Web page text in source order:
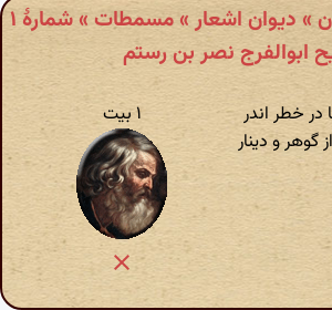
مسعود سعد سلمان » دیوان اشعار » مسمطات » شمارهٔ ۱
ابوالفرج نصر بن رستم
خطر اندر
و دینار
۱ بیت